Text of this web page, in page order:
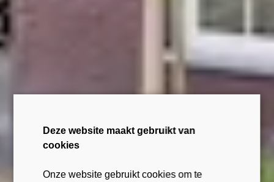
Deze website maakt gebruikt van
cookies
Onze website gebruikt cookies om te